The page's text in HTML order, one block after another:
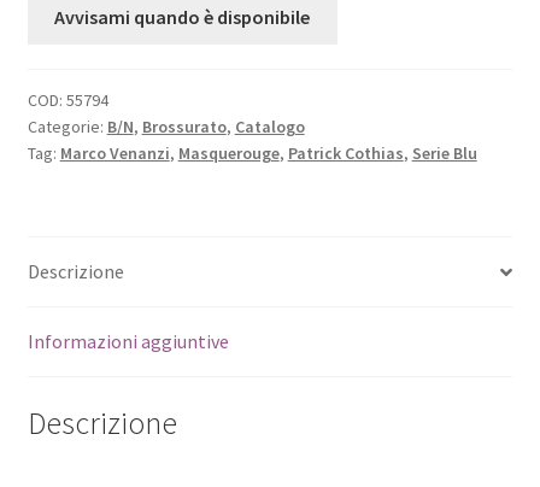
Avvisami quando è disponibile
COD: 55794
Categorie: B/N, Brossurato, Catalogo
Tag: Marco Venanzi, Masquerouge, Patrick Cothias, Serie Blu
Descrizione
Informazioni aggiuntive
Descrizione